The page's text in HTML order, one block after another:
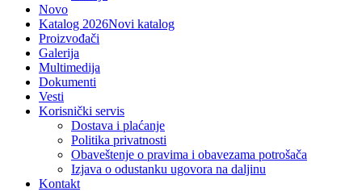
Novo
Katalog 2026Novi katalog
Proizvođači
Galerija
Multimedija
Dokumenti
Vesti
Korisnički servis
Dostava i plaćanje
Politika privatnosti
Obaveštenje o pravima i obavezama potrošača
Izjava o odustanku ugovora na daljinu
Kontakt